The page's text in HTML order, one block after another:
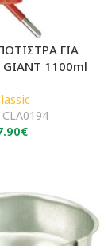
ΓΙΑ
1100ml
CLA0194
€